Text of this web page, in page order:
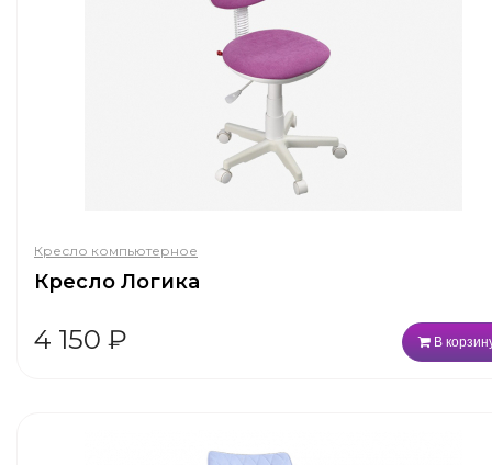
Кресло компьютерное
Кресло Логика
4 150 ₽ В